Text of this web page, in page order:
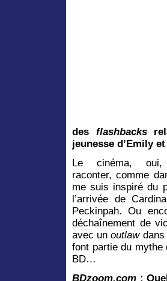
des flashbacks
jeunesse d’Emily
Le cinéma,
raconter, comme
me suis inspiré du
l’arrivée de
Peckinpah. Ou
déchaînement de
avec unoutlaw
font partie du
BD…
BDzoom.com :